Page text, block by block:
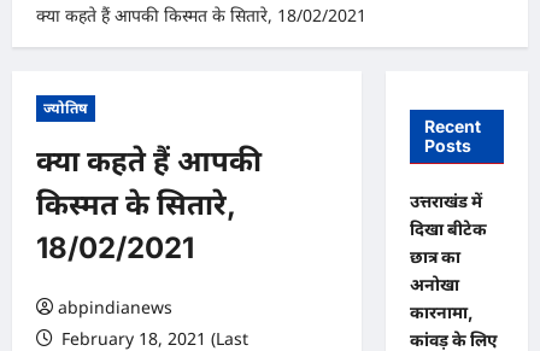
क्या कहते हैं आपकी किस्मत के सितारे, 18/02/2021
ज्योतिष
क्या कहते हैं आपकी
किस्मत के सितारे,
18/02/2021
abpindianews
February 18, 2021 (Last
Recent
Posts
उत्तराखंड में
दिखा बीटेक
छात्र का
अनोखा
कारनामा,
कांवड़ के लिए